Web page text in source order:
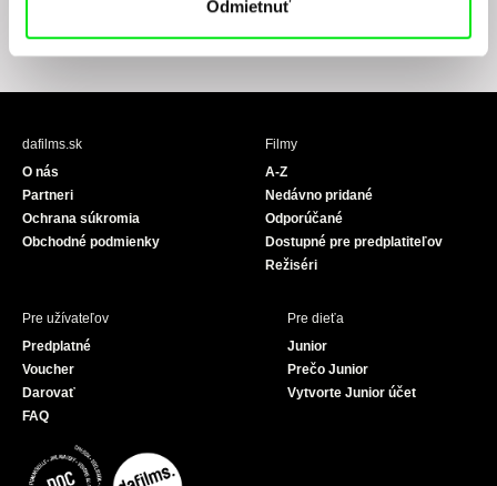
Odmietnuť
F
c
Y
u
e
dafilms.sk
O nás
Partneri
Ochrana súkromia
Obchodné podmienky
Filmy
A-Z
Nedávno pridané
Odporúčané
Dostupné pre predplatiteľov
Režiséri
Pre užívateľov
Predplatné
Voucher
Darovať
FAQ
Pre dieťa
Junior
Prečo Junior
Vytvorte Junior účet